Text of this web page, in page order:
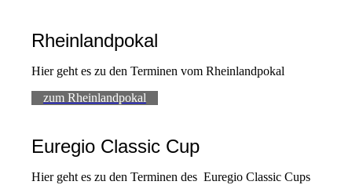
Rheinlandpokal
Hier geht es zu den Terminen vom Rheinlandpokal
zum Rheinlandpokal
Euregio Classic Cup
Hier geht es zu den Terminen des Euregio Classic Cups